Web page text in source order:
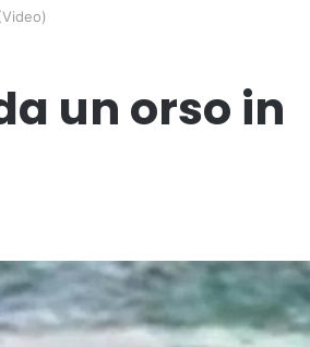
un orso in